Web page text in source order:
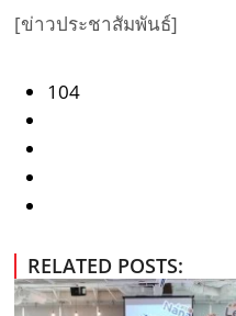
[ข่าวประชาสัมพันธ์]
104
RELATED POSTS: